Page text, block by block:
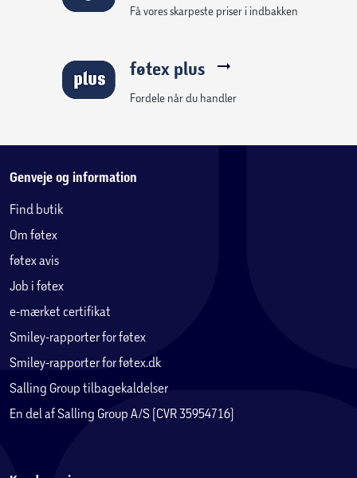
Få vores skarpeste priser i indbakken
føtex plus
Fordele når du handler
Genveje og information
Find butik
Om føtex
føtex avis
Job i føtex
e-mærket certifikat
Smiley-rapporter for føtex
Smiley-rapporter for føtex.dk
Salling Group tilbagekaldelser
En del af Salling Group A/S (CVR 35954716)